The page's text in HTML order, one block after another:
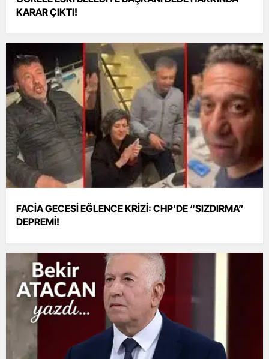
KARAR ÇIKTI!
FACİA GECESİ EĞLENCE KRİZİ: CHP'DE “SIZDIRMA”
DEPREMİ!